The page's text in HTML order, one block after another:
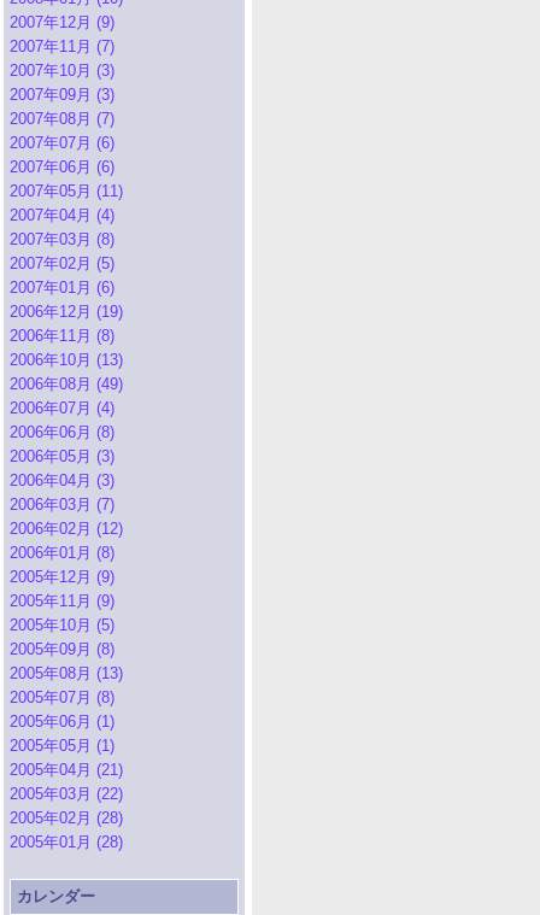
2007年12月 (9)
2007年11月 (7)
2007年10月 (3)
2007年09月 (3)
2007年08月 (7)
2007年07月 (6)
2007年06月 (6)
2007年05月 (11)
2007年04月 (4)
2007年03月 (8)
2007年02月 (5)
2007年01月 (6)
2006年12月 (19)
2006年11月 (8)
2006年10月 (13)
2006年08月 (49)
2006年07月 (4)
2006年06月 (8)
2006年05月 (3)
2006年04月 (3)
2006年03月 (7)
2006年02月 (12)
2006年01月 (8)
2005年12月 (9)
2005年11月 (9)
2005年10月 (5)
2005年09月 (8)
2005年08月 (13)
2005年07月 (8)
2005年06月 (1)
2005年05月 (1)
2005年04月 (21)
2005年03月 (22)
2005年02月 (28)
2005年01月 (28)
カレンダー